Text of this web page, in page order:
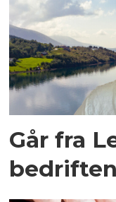
Går fra
bedriften